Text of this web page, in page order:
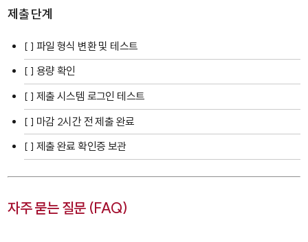
제출 단계
[ ] 파일 형식 변환 및 테스트
[ ] 용량 확인
[ ] 제출 시스템 로그인 테스트
[ ] 마감 2시간 전 제출 완료
[ ] 제출 완료 확인증 보관
자주 묻는 질문 (FAQ)